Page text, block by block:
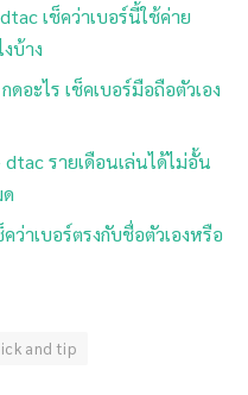
เช็คว่าเบอร์นี้ใช้ค่าย
บ้าง
ดอะไร เช็คเบอร์มือถือตัวเอง
รายเดือนเล่นได้ไม่อั้น
ว่าเบอร์ตรงกับชื่อตัวเองหรือ
and tip